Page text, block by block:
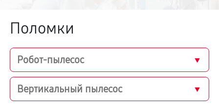
Поломки
Робот-пылесос
Вертикальный пылесос